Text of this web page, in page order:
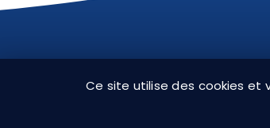
Ce site utilise des cookies et